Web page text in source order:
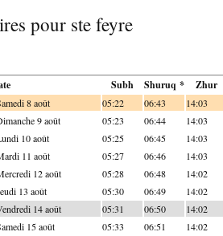
pour ste feyre
Subh Shuruq * Zhur
8 août 05:22 06:43 14:03
9 août 05:23 06:44 14:03
10 août 05:25 06:45 14:03
11 août 05:27 06:46 14:03
12 août 05:28 06:48 14:02
13 août 05:30 06:49 14:02
14 août 05:31 06:50 14:02
15 août 05:33 06:51 14:02